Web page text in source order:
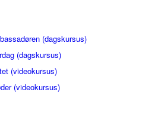
(dagskursus)
(dagskursus)
(videokursus)
(videokursus)